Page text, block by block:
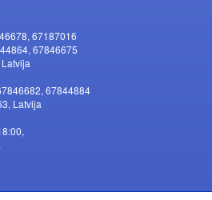
67187016
67846675
67844884
Latvija